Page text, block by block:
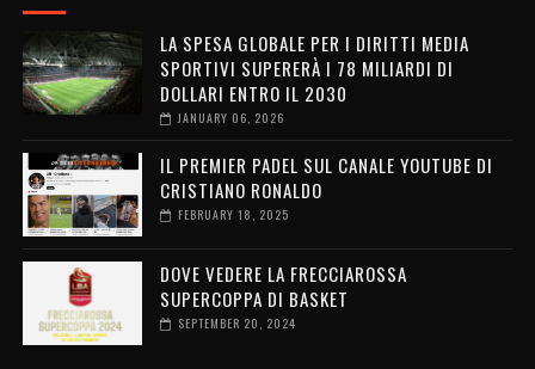
LA SPESA GLOBALE PER I DIRITTI MEDIA
SPORTIVI SUPERERÀ I 78 MILIARDI DI
DOLLARI ENTRO IL 2030
JANUARY 06, 2026
IL PREMIER PADEL SUL CANALE YOUTUBE DI
CRISTIANO RONALDO
FEBRUARY 18, 2025
DOVE VEDERE LA FRECCIAROSSA
SUPERCOPPA DI BASKET
SEPTEMBER 20, 2024